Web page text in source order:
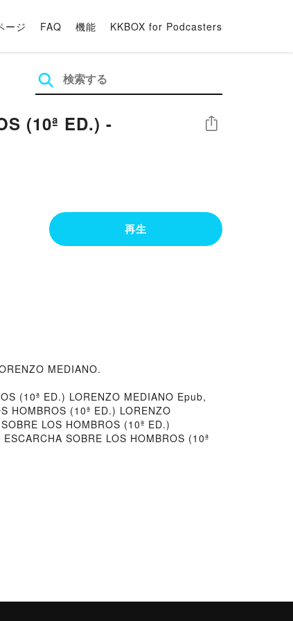
ージ FAQ 機能 KKBOX for Podcasters
(10ª ED.) -
シェア
再生
MEDIANO.
(10ª ED.) LORENZO MEDIANO Epub,
HOMBROS (10ª ED.) LORENZO
LOS HOMBROS (10ª ED.)
SOBRE LOS HOMBROS (10ª